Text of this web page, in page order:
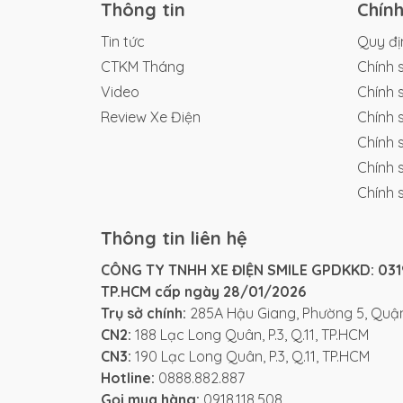
Thiết kế và phong
thể
và hiện đại, rất phù hợp với nhu cầu và
cạnh sắc sảo, tạo nên tổng thể mạnh
nhân của mình trên mọi nẻo đường.
Điểm nhấn nổi bật trên ngoại hình XMEN
cùng bộ tem nước với họa tiết sắc nét
chỉ làm tăng tính thẩm mỹ mà còn thể
Bộ yếm xe được phủ lớp sơn đen tuyền
Thông tin
Tin tức
CTKM Tháng
Video
Review Xe Điện
Quy
Chính
Chính
Chính
Chính
Chính
Chính
Thông tin liên hệ
CÔNG TY TNHH XE ĐIỆN SMILE GPDKKD:
TP.HCM cấp ngày 28/01/2026
Trụ sở chính: 285A Hậu Giang, Phường 5,
CN2: 188 Lạc Long Quân, P.3, Q.11, TP.HCM
CN3: 190 Lạc Long Quân, P.3, Q.11, TP.HCM
Hotline: 0888.882.887